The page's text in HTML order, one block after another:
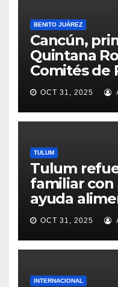
BENITO JUÁREZ
Cancún,
Quintana
Comités de
OCT 31, 2025
TULUM
Tulum
familiar con
ayuda
OCT 31, 2025
INTERNACIONAL